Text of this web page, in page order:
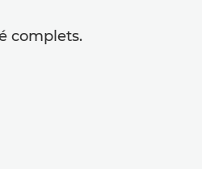
complets.